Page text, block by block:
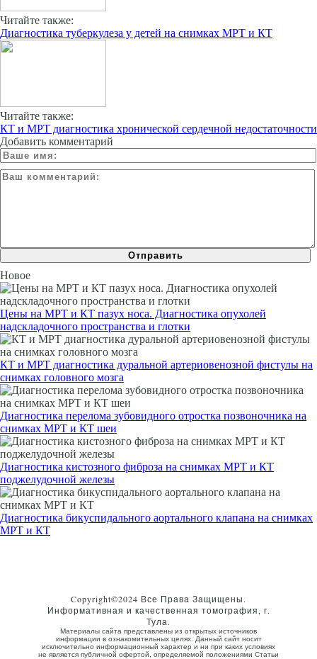
Читайте также:
Диагностика туберкулеза у детей на снимках МРТ и КТ
Читайте также:
КТ и МРТ диагностика хронической сердечной недостаточности
Добавить комментарий
Новое
Цены на МРТ и КТ пазух носа. Диагностика опухолей
надскладочного пространства и глотки
КТ и МРТ диагностика дуральной артериовенозной фистулы на
снимках головного мозга
Диагностика перелома зубовидного отростка позвоночника на
снимках МРТ и КТ шеи
Диагностика кистозного фиброза на снимках МРТ и КТ
поджелудочной железы
Диагностика бикуспидального аортального клапана на снимках
МРТ и КТ
Copyright©2024 Все Права Защищены.
Информативная и качественная томография, г.
Тула.
Материалы сайта представлены из открытых источников
информации в ознакомительных целях. Данный сайт носит
исключительно информационный характер и ни при каких условиях
не является публичной офертой, определяемой положениями Статьи